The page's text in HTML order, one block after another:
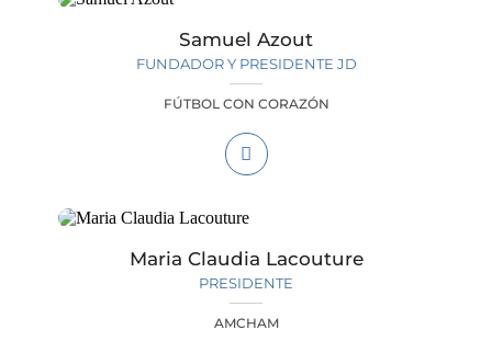
Samuel Azout
FUNDADOR Y PRESIDENTE JD
FÚTBOL CON CORAZÓN
Maria Claudia Lacouture
PRESIDENTE
AMCHAM